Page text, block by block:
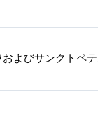
よびサンクトペ